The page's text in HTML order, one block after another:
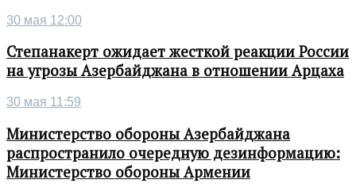
30 мая 12:00
Степанакерт ожидает жесткой реакции России
на угрозы Азербайджана в отношении Арцаха
30 мая 11:59
Министерство обороны Азербайджана
распространило очередную дезинформацию:
Министерство обороны Армении